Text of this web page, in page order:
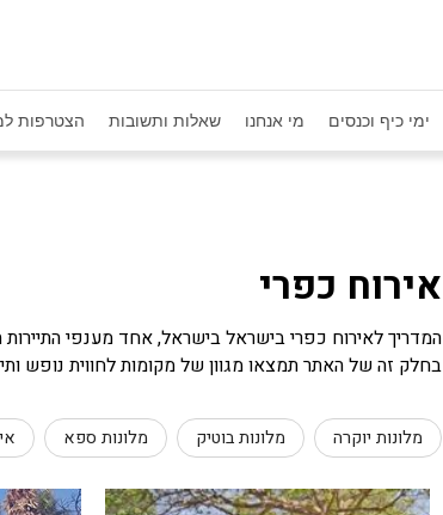
ימי כיף וכנסים מי אנחנו שאלות ותשובות הצטרפות
אירוח כפרי
המדריך לאירוח כפרי בישראל בישראל, אחד מענפי
בחלק זה של האתר תמצאו מגוון של מקומות לחווית נופש
מלונות יוקרה מלונות בוטיק מלונות ספא